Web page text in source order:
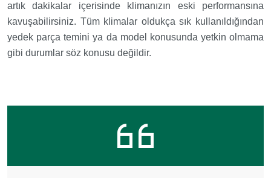
artık dakikalar içerisinde klimanızın eski performansına
kavuşabilirsiniz. Tüm klimalar oldukça sık kullanıldığından
yedek parça temini ya da model konusunda yetkin olmama
gibi durumlar söz konusu değildir.